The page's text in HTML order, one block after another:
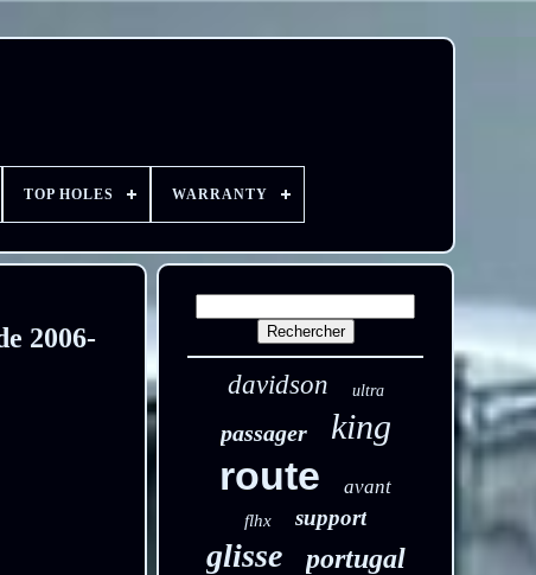
TOP HOLES WARRANTY
2006-
davidson ultra
passager king
route avant
flhx support
glisse portugal